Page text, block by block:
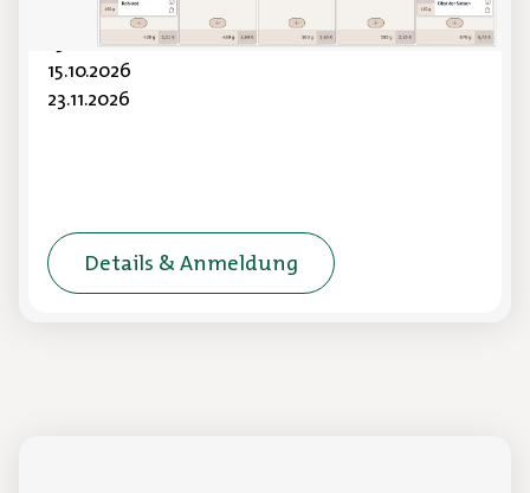
19.08.2026
15.10.2026
23.11.2026
Details & Anmeldung